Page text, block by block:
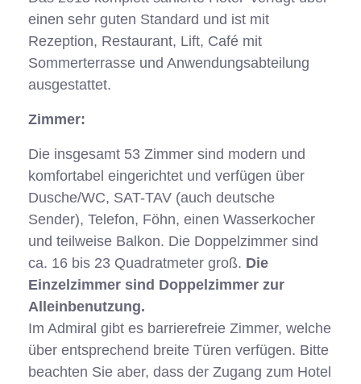
einen sehr guten Standard und ist mit
Rezeption, Restaurant, Lift, Café mit
Sommerterrasse und Anwendungsabteilung
ausgestattet.
Zimmer:
Die insgesamt 53 Zimmer sind modern und
komfortabel eingerichtet und verfügen über
Dusche/WC, SAT-TAV (auch deutsche
Sender), Telefon, Föhn, einen Wasserkocher
und teilweise Balkon. Die Doppelzimmer sind
ca. 16 bis 23 Quadratmeter groß. Die
Einzelzimmer sind Doppelzimmer zur
Alleinbenutzung.
Im Admiral gibt es barrierefreie Zimmer, welche
über entsprechend breite Türen verfügen. Bitte
beachten Sie aber, dass der Zugang zum Hotel